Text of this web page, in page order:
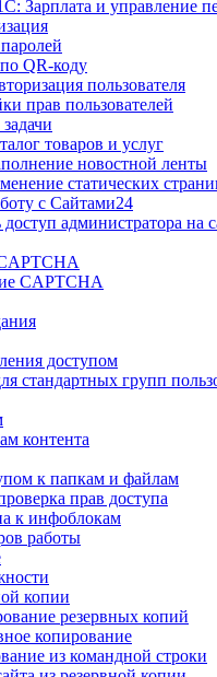
Зарплата и управление
QR-коду
пользователя
прав пользователей
товаров и услуг
новостной ленты
статических
с Сайтами24
администратора на
CAPTCHA
доступом
стандартных групп
контента
к папкам и файлам
прав доступа
к инфоблокам
работы
копии
резервных копий
копирование
из командной строки